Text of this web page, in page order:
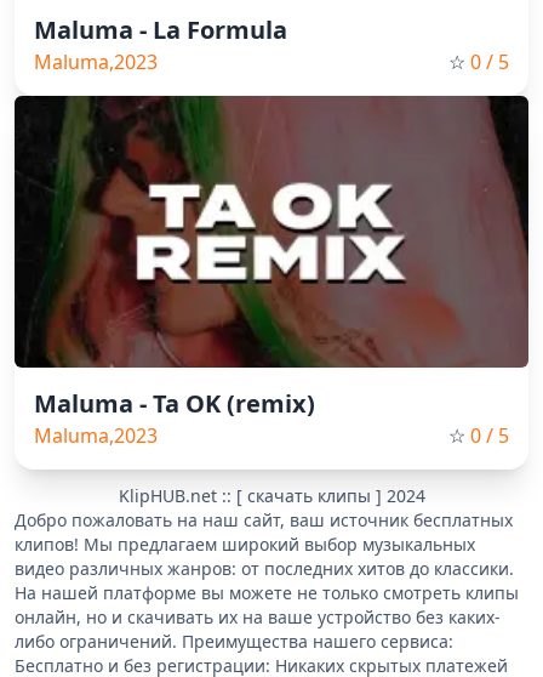
Maluma - La Formula
Maluma,2023 ☆ 0/ 5
Maluma - Ta OK (remix)
Maluma,2023 ☆ 0/ 5
KlipHUB.net :: [ скачать клипы ] 2024
Добро пожаловать на наш сайт, ваш источник бесплатных
клипов! Мы предлагаем широкий выбор музыкальных
видео различных жанров: от последних хитов до классики.
На нашей платформе вы можете не только смотреть клипы
онлайн, но и скачивать их на ваше устройство без каких-
либо ограничений. Преимущества нашего сервиса:
Бесплатно и без регистрации: Никаких скрытых платежей